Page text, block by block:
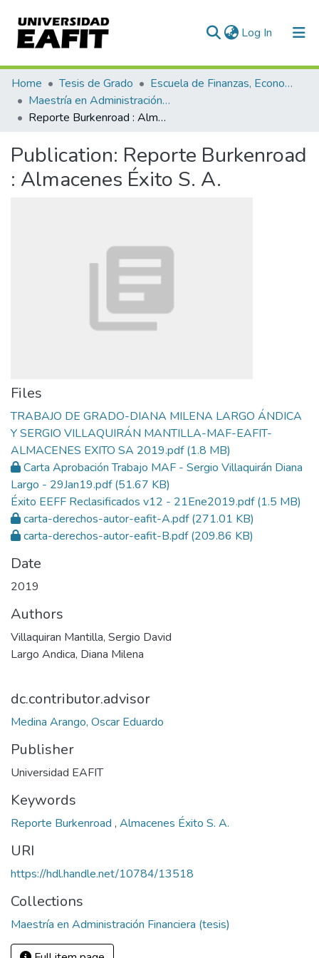
Log In (current)
Communities & Collections
All of DSpace
Home Tesis de Grado
Escuela de Finanzas, Economía y Gobierno
Maestría en Administración Financiera (tesis)
Reporte Burkenroad : Almacenes Éxito S. A.
Publication: Reporte Burkenroad
: Almacenes Éxito S. A.
Files
TRABAJO DE GRADO-DIANA MILENA LARGO ÁNDICA
Y SERGIO VILLAQUIRÁN MANTILLA-MAF-EAFIT-
ALMACENES EXITO SA 2019.pdf(1.8 MB)
Carta Aprobación Trabajo MAF - Sergio Villaquirán Diana
Largo - 29Jan19.pdf(51.67 KB)
Éxito EEFF Reclasificados v12 - 21Ene2019.pdf(1.5 MB)
carta-derechos-autor-eafit-A.pdf(271.01 KB)
carta-derechos-autor-eafit-B.pdf(209.86 KB)
Date
2019
Authors
Villaquiran Mantilla, Sergio David
Largo Andica, Diana Milena
dc.contributor.advisor
Medina Arango, Oscar Eduardo
Publisher
Universidad EAFIT
Keywords
Reporte Burkenroad , Almacenes Éxito S. A.
URI
https://hdl.handle.net/10784/13518
Collections
Maestría en Administración Financiera (tesis)